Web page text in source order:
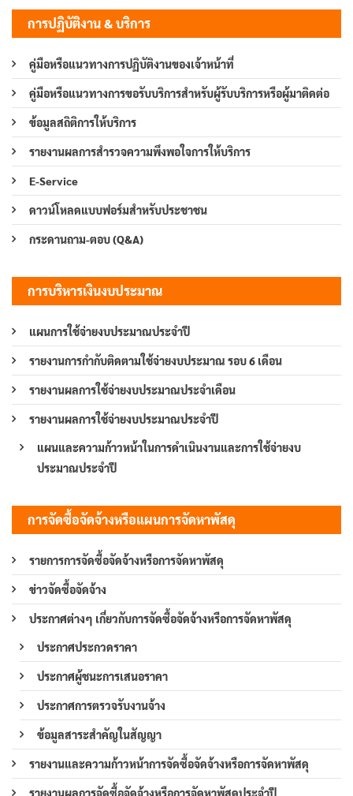
การปฏิบัติงาน & บริการ
คู่มือหรือแนวทางการปฏิบัติงานของเจ้าหน้าที่
คู่มือหรือแนวทางการขอรับบริการสำหรับผู้รับบริการหรือผู้มาติดต่อ
ข้อมูลสถิติการให้บริการ
รายงานผลการสำรวจความพึงพอใจการให้บริการ
E-Service
ดาวน์โหลดแบบฟอร์มสำหรับประชาชน
กระดานถาม-ตอบ (Q&A)
การบริหารเงินงบประมาณ
แผนการใช้จ่ายงบประมาณประจำปี
รายงานการกำกับติดตามใช้จ่ายงบประมาณ รอบ 6 เดือน
รายงานผลการใช้จ่ายงบประมาณประจำเดือน
รายงานผลการใช้จ่ายงบประมาณประจำปี
แผนและความก้าวหน้าในการดำเนินงานและการใช้จ่ายงบ
ประมาณประจำปี
การจัดซื้อจัดจ้างหรือแผนการจัดหาพัสดุ
รายการการจัดซื้อจัดจ้างหรือการจัดหาพัสดุ
ข่าวจัดซื้อจัดจ้าง
ประกาศต่างๆ เกี่ยวกับการจัดซื้อจัดจ้างหรือการจัดหาพัสดุ
ประกาศประกวดราคา
ประกาศผู้ชนะการเสนอราคา
ประกาศการตรวจรับงานจ้าง
ข้อมูลสาระสำคัญในสัญญา
รายงานและความก้าวหน้าการจัดซื้อจัดจ้างหรือการจัดหาพัสดุ
รายงานผลการจัดซื้อจัดจ้างหรือการจัดหาพัสดุประจำปี